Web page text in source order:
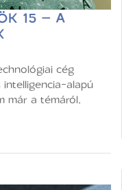
15 – A
cég
alapú
már a témáról,